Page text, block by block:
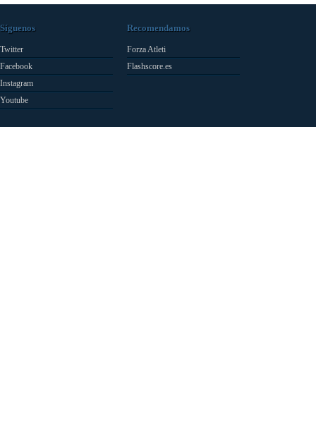
Síguenos
Twitter
Facebook
Instagram
Youtube
Recomendamos
Forza Atleti
Flashscore.es